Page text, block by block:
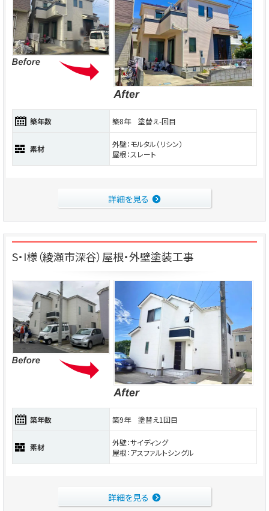
築年数 築8年 塗替え-回目
素材
外壁：モルタル（リシン）
屋根：スレート
詳細を見る
S・I様（綾瀬市深谷）屋根・外壁塗装工事
築年数 築9年 塗替え1回目
素材
外壁：サイディング
屋根：アスファルトシングル
詳細を見る